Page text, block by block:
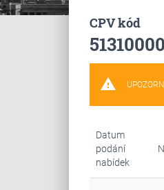
CPV kód
warning
Datum
podání
nabídek